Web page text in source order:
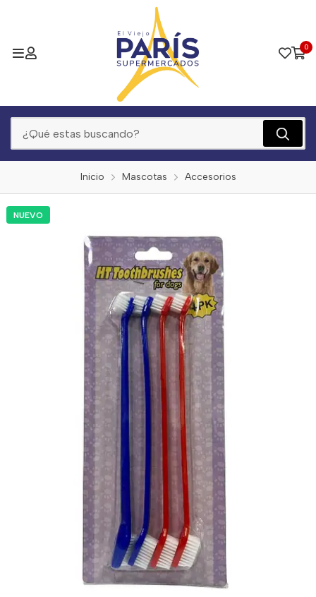
0
Inicio Mascotas Accesorios
NUEVO